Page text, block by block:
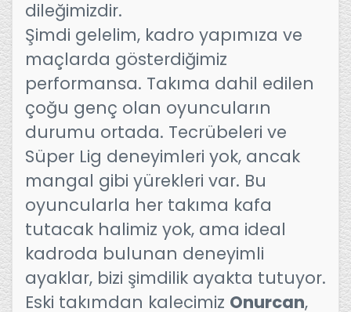
dileğimizdir.
Şimdi gelelim, kadro yapımıza ve
maçlarda gösterdiğimiz
performansa. Takıma dahil edilen
çoğu genç olan oyuncuların
durumu ortada. Tecrübeleri ve
Süper Lig deneyimleri yok, ancak
mangal gibi yürekleri var. Bu
oyuncularla her takıma kafa
tutacak halimiz yok, ama ideal
kadroda bulunan deneyimli
ayaklar, bizi şimdilik ayakta tutuyor.
Eski takımdan kalecimiz Onurcan,